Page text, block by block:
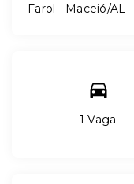
Farol - Maceió/AL
1 Vaga